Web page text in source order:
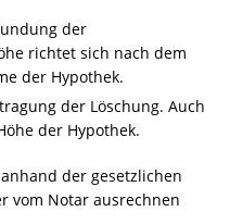
der
richtet sich nach dem
der Hypothek.
der Löschung. Auch
der Hypothek.
der gesetzlichen
vom Notar ausrechnen